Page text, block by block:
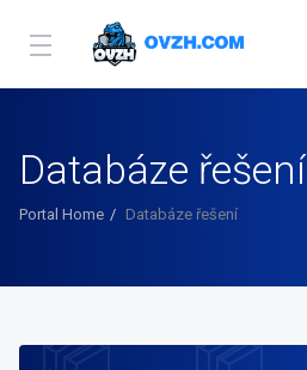
Databáze řešení
Portal Home Databáze řešení